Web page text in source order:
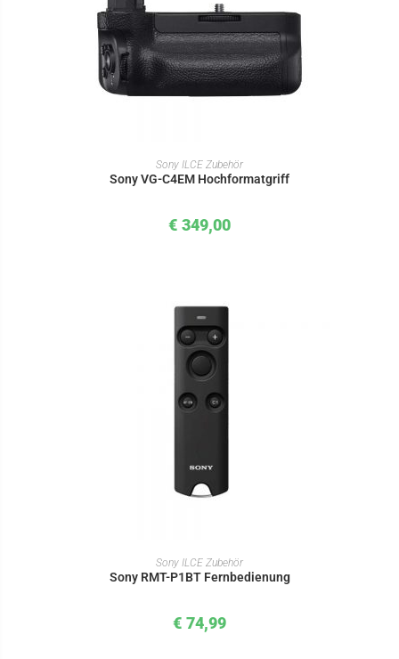
IN DEN WARENKORB
Sony ILCE Zubehör
Sony VG-C4EM Hochformatgriff
€ 349,00
IN DEN WARENKORB
Sony ILCE Zubehör
Sony RMT-P1BT Fernbedienung
€ 74,99